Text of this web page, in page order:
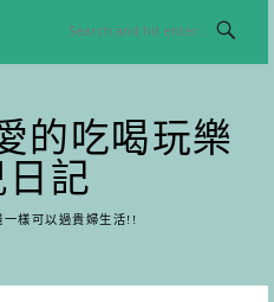
的吃喝玩樂
日記
一樣可以過貴婦生活!!